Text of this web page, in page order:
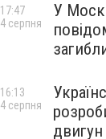
У
17:47
4 серпня
16:13
4 серпня